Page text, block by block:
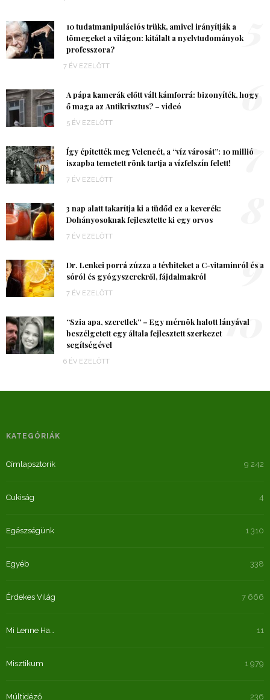
10 tudatmanipulációs trükk, amivel irányítják a
tömegeket a világon: kitálalt a nyelvtudományok
professzora?
7 ÉV EZELŐTT
A pápa kamerák előtt vált kámforrá: bizonyíték, hogy
ő maga az Antikrisztus? – videó
5 ÉV EZELŐTT
6
Így építették meg Velencét, a “víz városát”: 10 millió
iszapba temetett rönk tartja a vízfelszín felett!
7 ÉV EZELŐTT
7
3 nap alatt takarítja ki a tüdőd ez a keverék:
Dohányosoknak fejlesztette ki egy orvos
7 ÉV EZELŐTT
Dr. Lenkei porrá zúzza a tévhiteket a C-vitaminról és a
sóról és gyógyszerekről, fájdalmakról
7 ÉV EZELŐTT
9
“Szia apa, szeretlek” – Egy mérnök halott lányával
beszélgetett egy általa fejlesztett szerkezet
segítségével
6 ÉV EZELŐTT
10
KATEGÓRIÁK
Címlapsztorik 9 242
Cukiság 4
Egészségünk 1 310
Egyéb 338
Érdekes Világ 7 666
Mi Lenne Ha… 11
Misztikum 1 979
Múltidéző 236